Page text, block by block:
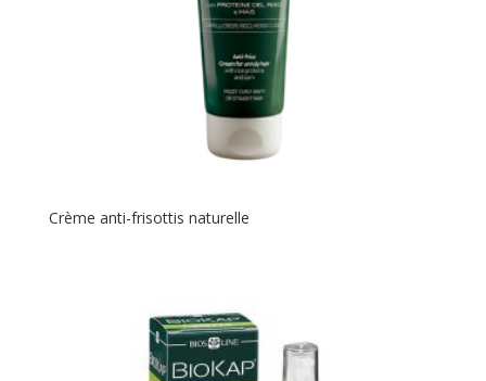
Crème anti-frisottis naturelle